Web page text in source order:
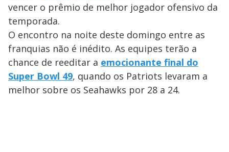
vencer o prêmio de melhor jogador ofensivo da
temporada.
O encontro na noite deste domingo entre as
franquias não é inédito. As equipes terão a
chance de reeditar a emocionante final do
Super Bowl 49, quando os Patriots levaram a
melhor sobre os Seahawks por 28 a 24.